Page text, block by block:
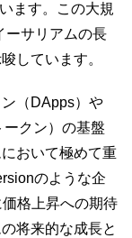
ます。この大規
ーサリアムの長
しています。
（DApps）や
クン）の基盤
おいて極めて重
のような企
格上昇への期待
将来的な成長と